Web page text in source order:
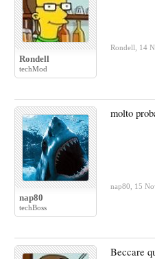
Rondell
techMod
Rondell 14
nap80
techBoss
molto
nap80 15
Beccare